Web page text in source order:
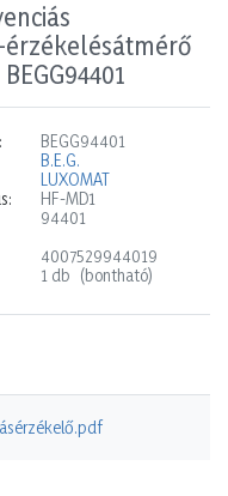
érzékelésátmérő
BEGG94401
B.E.G.
LUXOMAT
HF-MD1
94401
4007529944019
1 db (bontható)